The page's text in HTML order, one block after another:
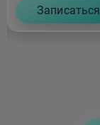
Записаться